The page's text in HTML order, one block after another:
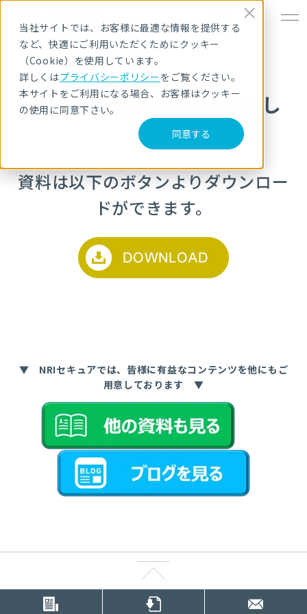
当社サイトでは、お客様に最適な情報を提供する
など、快適にご利用いただくためにクッキー
（Cookie）を使用しています。
詳しくはプライバシーポリシーをご覧ください。
本サイトをご利用になる場合、お客様はクッキー
の使用に同意下さい。
同意する
ご登録ありがとうございまし
た。
資料は以下のボタンよりダウンロー
ドができます。
▼ NRIセキュアでは、皆様に有益なコンテンツを他にもご
用意しております ▼